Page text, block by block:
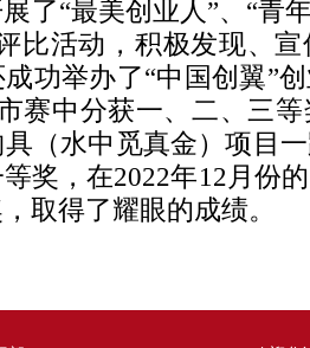
了“最美创业人”、“青
比活动，积极发现、
功举办了“中国创翼”
赛中分获一、二、三
（水中觅真金）项目
奖，在2022年12月份
取得了耀眼的成绩。